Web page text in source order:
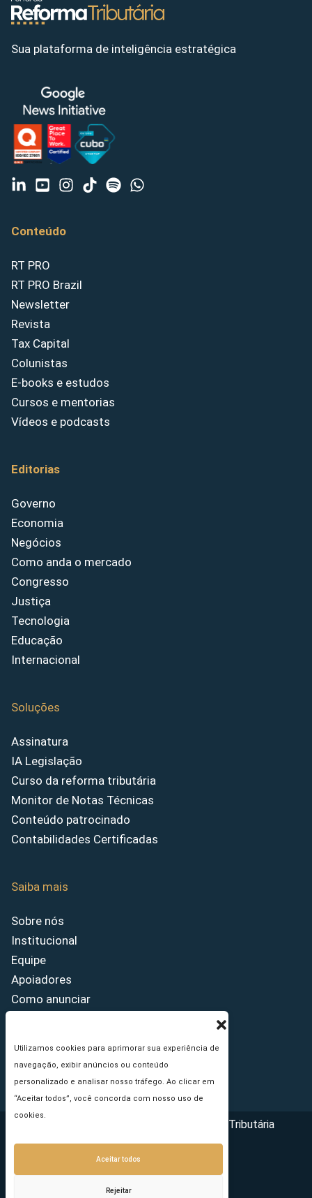
Utilizamos cookies para aprimorar sua experiência de
navegação, exibir anúncios ou conteúdo
personalizado e analisar nosso tráfego. Ao clicar em
“Aceitar todos”, você concorda com nosso uso de
cookies.
Aceitar todos
Rejeitar
Sua plataforma de inteligência estratégica
Conteúdo
RT PRO
RT PRO Brazil
Newsletter
Revista
Tax Capital
Colunistas
E-books e estudos
Cursos e mentorias
Vídeos e podcasts
Editorias
Governo
Economia
Negócios
Como anda o mercado
Congresso
Justiça
Tecnologia
Educação
Internacional
Soluções
Assinatura
IA Legislação
Curso da reforma tributária
Monitor de Notas Técnicas
Conteúdo patrocinado
Contabilidades Certificadas
Saiba mais
Sobre nós
Institucional
Equipe
Apoiadores
Como anunciar
Princípios Editoriais
Copyright © 2026 - Portal da Reforma Tributária